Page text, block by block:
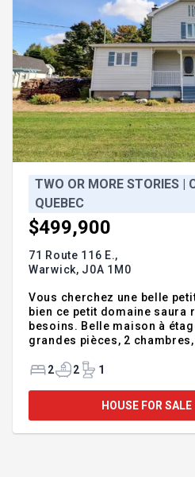
TWO OR MORE STORIES |
QUEBEC
$499,900
71 Route 116 E.,
Warwick, J0A 1M0
Vous cherchez une belle
bien ce petit domaine saura
besoins. Belle maison à
grandes pièces, 2
extérieure. Avec une cabane
et service d'eau rendu,
pi une partie en terre et
2 2 1
HOUSE FOR SALE